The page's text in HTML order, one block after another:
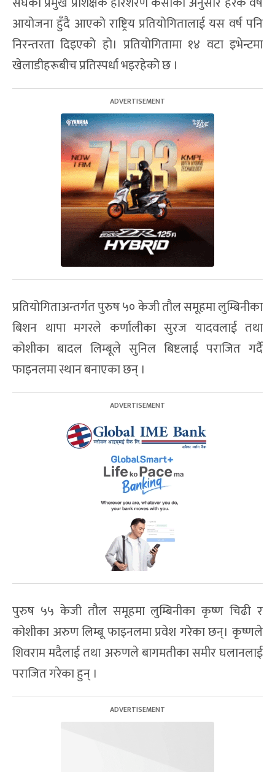
आयोजना हुँदै आएको राष्ट्रिय प्रतियोगितालाई यस वर्ष पनि
निरन्तरता दिइएको हो। प्रतियोगितामा १४ वटा इभेन्टमा
खेलाडीहरूबीच प्रतिस्पर्धा भइरहेको छ ।
प्रतियोगिताअन्तर्गत पुरुष ५० केजी तौल समूहमा लुम्बिनीका
बिशन थापा मगरले कर्णालीका सुरज यादवलाई तथा
कोशीका बादल लिम्बूले सुनिल बिष्टलाई पराजित गर्दै
फाइनलमा स्थान बनाएका छन् ।
पुरुष ५५ केजी तौल समूहमा लुम्बिनीका कृष्ण चिढी र
कोशीका अरुण लिम्बू फाइनलमा प्रवेश गरेका छन्। कृष्णले
शिवराम मदैलाई तथा अरुणले बागमतीका समीर घलानलाई
पराजित गरेका हुन् ।